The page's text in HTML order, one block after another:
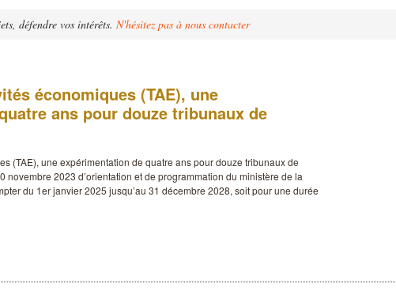
défendre vos intérêts. N'hésitez pas à nous contacter
économiques (TAE), une
ans pour douze tribunaux de
(TAE), une expérimentation de quatre ans pour douze tribunaux de
novembre 2023 d’orientation et de programmation du ministère de la
du 1er janvier 2025 jusqu’au 31 décembre 2028, soit pour une durée